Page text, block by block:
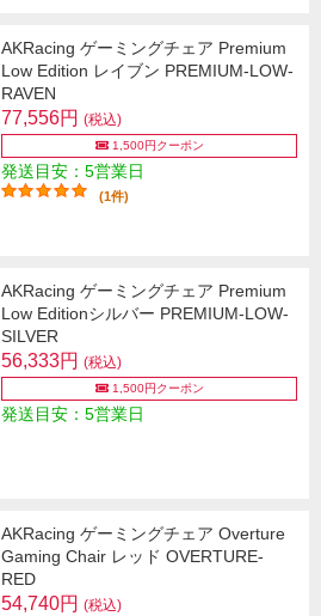
AKRacing ゲーミングチェア Premium
Low Edition レイブン PREMIUM-LOW-
RAVEN
77,556円 (税込)
1,500円クーポン
発送目安：5営業日
(1件)
AKRacing ゲーミングチェア Premium
Low Editionシルバー PREMIUM-LOW-
SILVER
56,333円 (税込)
1,500円クーポン
発送目安：5営業日
AKRacing ゲーミングチェア Overture
Gaming Chair レッド OVERTURE-
RED
54,740円 (税込)